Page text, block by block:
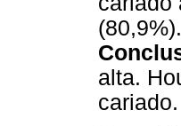
(80,9%).
alta.
cariado.